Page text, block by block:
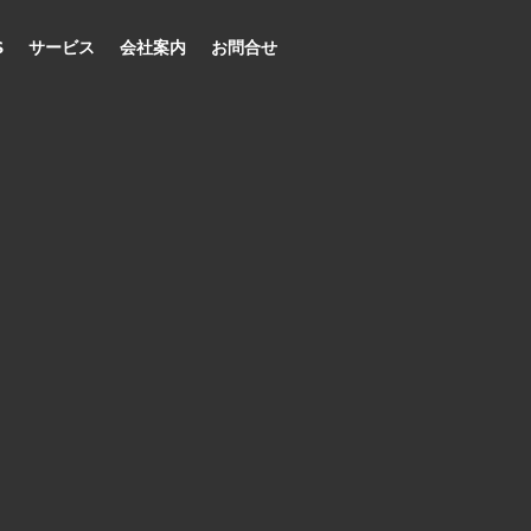
サービス 会社案内 お問合せ